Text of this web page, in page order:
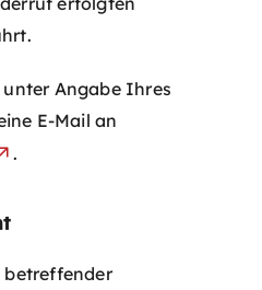
Angabe Ihres
E-Mail an
.
betreffender